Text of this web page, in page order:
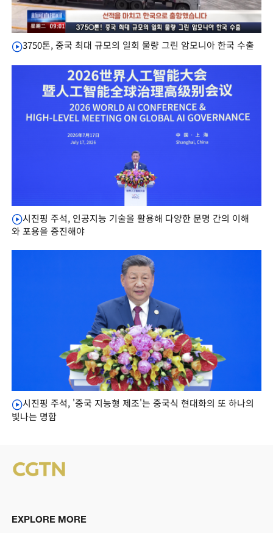
3750톤, 중국 최대 규모의 일회 물량 그린 암모니아 한국 수출
시진핑 주석, 인공지능 기술을 활용해 다양한 문명 간의 이해
와 포용을 증진해야
시진핑 주석, '중국 지능형 제조'는 중국식 현대화의 또 하나의
빛나는 명함
EXPLORE MORE